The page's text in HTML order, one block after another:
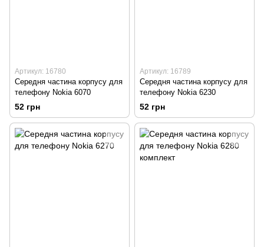
Артикул: 16780
Середня частина корпусу для
телефону Nokia 6070
52 грн
Артикул: 16789
Середня частина корпусу для
телефону Nokia 6230
52 грн